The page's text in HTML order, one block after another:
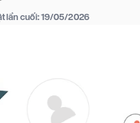
lần cuối:19/05/2026